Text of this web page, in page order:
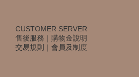
CUSTOMER SERVER
售後服務 ｜ 購物金說明
交易規則
｜ 會員及制度